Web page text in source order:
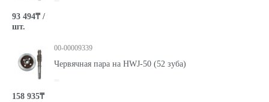
93 494₸ /
шт.
00-00009339
Червячная пара на HWJ-50 (52 зуба)
158 935₸